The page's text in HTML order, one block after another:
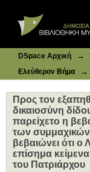
των κυβερνητών
απεξένωνε των
και αι τέσσαρες
DSpace Αρχική →
Ελεύθερον Βήμα
→
Προς τον
δικαιοσύνη
παρείχετο η
των
βεβαιώνει ότι
επίσημα
του Πατριάρχου